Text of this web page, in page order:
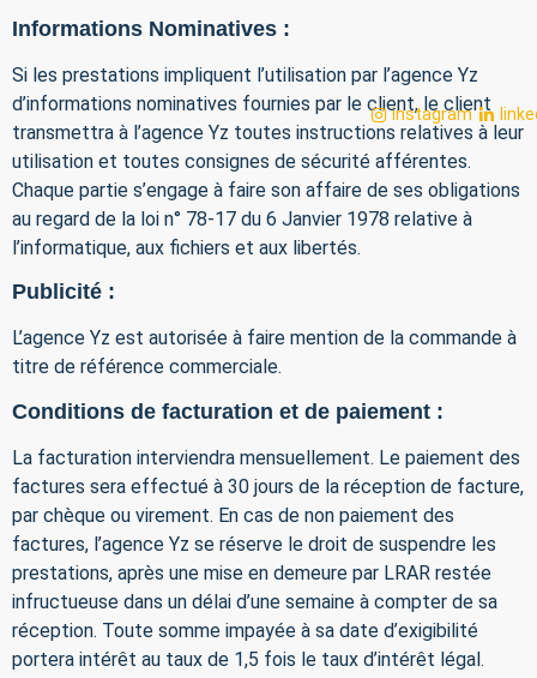
instagram
Informations Nominatives :
Si les prestations impliquent l’utilisation par l’agence Yz
d’informations nominatives fournies par le client, le client
transmettra à l’agence Yz toutes instructions relatives à leur
utilisation et toutes consignes de sécurité afférentes.
Chaque partie s’engage à faire son affaire de ses obligations
au regard de la loi n° 78-17 du 6 Janvier 1978 relative à
l’informatique, aux fichiers et aux libertés.
Publicité :
L’agence Yz est autorisée à faire mention de la commande à
titre de référence commerciale.
Conditions de facturation et de paiement :
La facturation interviendra mensuellement. Le paiement des
factures sera effectué à 30 jours de la réception de facture,
par chèque ou virement. En cas de non paiement des
factures, l’agence Yz se réserve le droit de suspendre les
prestations, après une mise en demeure par LRAR restée
infructueuse dans un délai d’une semaine à compter de sa
réception. Toute somme impayée à sa date d’exigibilité
portera intérêt au taux de 1,5 fois le taux d’intérêt légal.